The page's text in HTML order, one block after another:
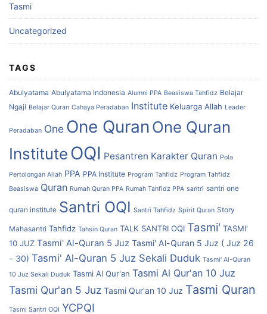
Tasmi
Uncategorized
TAGS
Abulyatama Abulyatama Indonesia Alumni PPA Beasiswa Tahfidz Belajar
Ngaji Belajar Quran Cahaya Peradaban Institute Keluarga Allah Leader
Peradaban One One QuranOne Quran
InstituteOQI Pesantren Karakter Quran Pola
Pertolongan Allah PPA PPA Institute Program Tahfidz Program Tahfidz
Beasiswa Quran Rumah Quran PPA Rumah Tahfidz PPA santri santri one
quran institute Santri OQI Santri Tahfidz Spirit Quran Story
Mahasantri Tahfidz Tahsin Quran TALK SANTRI OQI Tasmi' TASMI'
10 JUZ Tasmi' Al-Quran 5 Juz Tasmi' Al-Quran 5 Juz ( Juz 26
- 30) Tasmi' Al-Quran 5 Juz Sekali Duduk Tasmi' Al-Quran
10 Juz Sekali Duduk Tasmi Al Qur'an Tasmi Al Qur'an 10 Juz
Tasmi Qur'an 5 Juz Tasmi Qur'an 10 Juz Tasmi Quran
Tasmi Santri OQI YCPQI